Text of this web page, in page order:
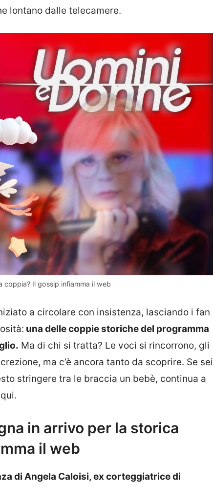
lontano dalle telecamere.
coppia? Il gossip infiamma il web
a circolare con insistenza, lasciando i fan
una delle coppie storiche del programma
Ma di chi si tratta? Le voci si rincorrono, gli
ma c’è ancora tanto da scoprire. Se sei
stringere tra le braccia un bebè, continua a
in arrivo per la storica
il web
di Angela Caloisi, ex corteggiatrice di